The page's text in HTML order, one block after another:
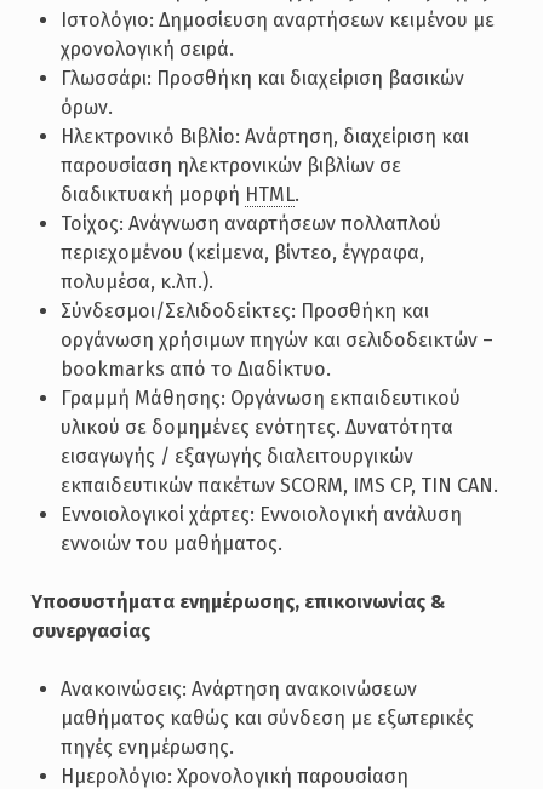
Ιστολόγιο: Δημοσίευση αναρτήσεων κειμένου με
χρονολογική σειρά.
Γλωσσάρι: Προσθήκη και διαχείριση βασικών
όρων.
Ηλεκτρονικό Βιβλίο: Ανάρτηση, διαχείριση και
παρουσίαση ηλεκτρονικών βιβλίων σε
διαδικτυακή μορφή HTML.
Τοίχος: Ανάγνωση αναρτήσεων πολλαπλού
περιεχομένου (κείμενα, βίντεο, έγγραφα,
πολυμέσα, κ.λπ.).
Σύνδεσμοι/Σελιδοδείκτες: Προσθήκη και
οργάνωση χρήσιμων πηγών και σελιδοδεικτών –
bookmarks από το Διαδίκτυο.
Γραμμή Μάθησης: Οργάνωση εκπαιδευτικού
υλικού σε δομημένες ενότητες. Δυνατότητα
εισαγωγής / εξαγωγής διαλειτουργικών
εκπαιδευτικών πακέτων SCORM, IMS CP, TIN CAN.
Εννοιολογικοί χάρτες: Εννοιολογική ανάλυση
εννοιών του μαθήματος.
Υποσυστήματα ενημέρωσης, επικοινωνίας &
συνεργασίας
Ανακοινώσεις: Ανάρτηση ανακοινώσεων
μαθήματος καθώς και σύνδεση με εξωτερικές
πηγές ενημέρωσης.
Ημερολόγιο: Χρονολογική παρουσίαση